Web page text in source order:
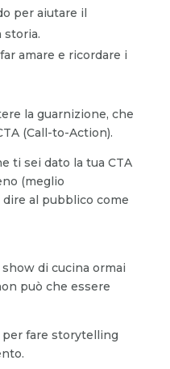
per aiutare il
storia.
amare e ricordare i
la guarnizione, che
(Call-to-Action).
ti sei dato la tua CTA
(meglio
al pubblico come
di cucina ormai
può che essere
fare storytelling